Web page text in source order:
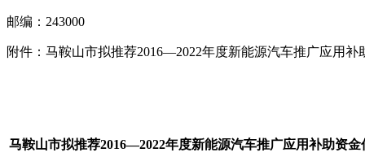
邮编：243000
附件：马鞍山市拟推荐2016—2022年度新能源汽车推广应用补
马鞍山市拟推荐2016—2022年度新能源汽车推广应用补助资金